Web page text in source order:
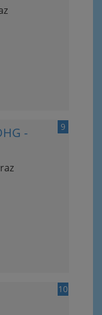
9
-
10